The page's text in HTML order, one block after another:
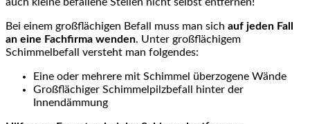
Bei einem großflächigen Befall muss man sich auf jeden Fall
an eine Fachfirma wenden. Unter großflächigem
Schimmelbefall versteht man folgendes:
Eine oder mehrere mit Schimmel überzogene Wände
Großflächiger Schimmelpilzbefall hinter der
Innendämmung